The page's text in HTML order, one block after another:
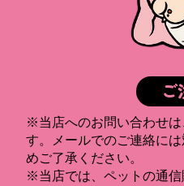
ご
※当店へのお問い合わせ
す。メールでのご連絡に
めご了承ください。
※当店では、ペットの通